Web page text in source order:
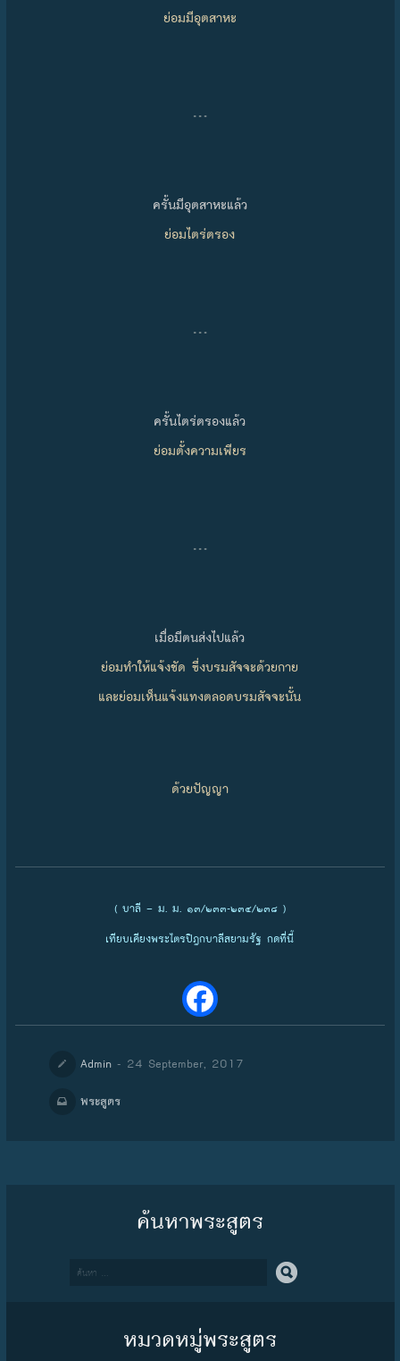
ย่อมมีอุตสาหะ
…
ครั้นมีอุตสาหะแล้ว
ย่อมไตร่ตรอง
…
ครั้นไตร่ตรองแล้ว
ย่อมตั้งความเพียร
…
เมื่อมีตนส่งไปแล้ว
ย่อมทำให้แจ้งชัด ซึ่งบรมสัจจะด้วยกาย
และย่อมเห็นแจ้งแทงตลอดบรมสัจจะนั้น
ด้วยปัญญา
( บาลี – ม. ม. ๑๓/๒๓๓-๒๓๔/๒๓๘ )
เทียบเคียงพระไตรปิฎกบาลีสยามรัฐ กดที่นี้
Admin- 24 September, 2017
พระสูตร
ค้นหาพระสูตร
หมวดหมู่พระสูตร